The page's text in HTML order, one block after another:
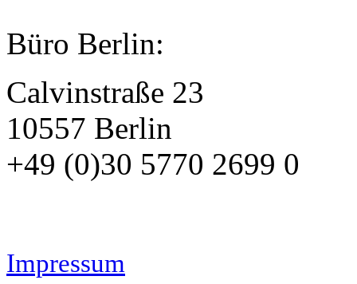
Büro Berlin:
Calvinstraße 23
10557 Berlin
+49 (0)30 5770 2699 0
Impressum